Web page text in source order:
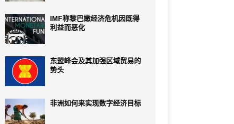
IMF称黎巴嫩经济危机因既得
利益而恶化
东盟峰会及其加强区域贸易的
势头
非洲如何来实现数字经济目标